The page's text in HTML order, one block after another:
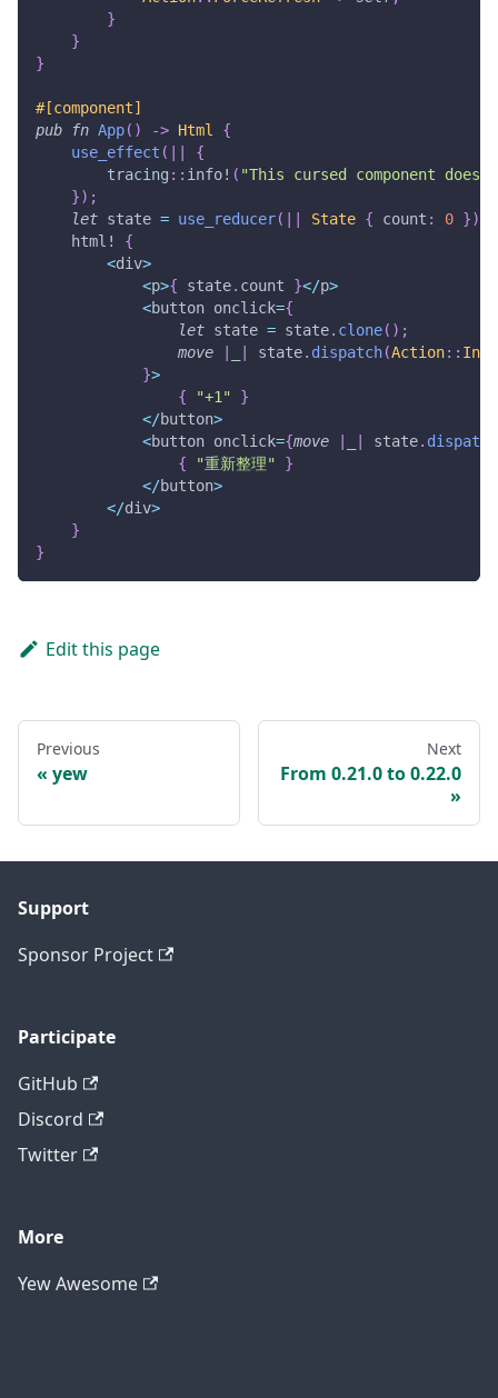
}
}
}
#[component]
pub
fn App( ) -> Html
{
use_effect (
{
tracing :: info! ( "This cursed component does
}) ;
let state = use_reducer( State { count : 0 })
html!
{
<div>
<p>{ state. count }</p>
<button onclick={
let state = state. clone( ) ;
move
state. dispatch(Action::
}>
{
"+1"
}
</button>
<button onclick={move state. dispatch
{
"重新整理"
}
</button>
</div>
}
}
Edit this page
Previous
yew
Next
From 0.21.0 to 0.22.0
Support
Sponsor Project
Participate
GitHub
Discord
Twitter
More
Yew Awesome